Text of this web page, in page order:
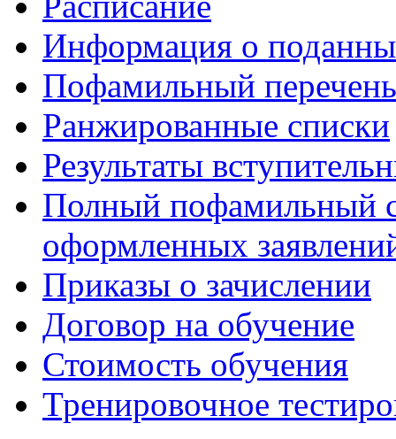
Информация о
Пофамильный
Ранжированные списки
Результаты
Полный пофамильный
оформленных
Приказы о зачислении
Договор на обучение
Стоимость обучения
Тренировочное